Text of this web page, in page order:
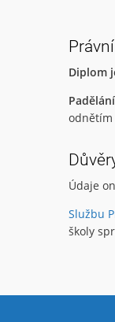
Diplom
odnětím
Údaje
Službu
školy